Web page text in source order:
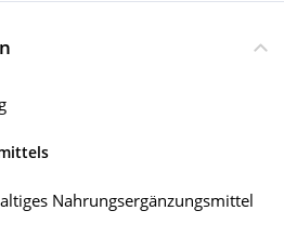
Nahrungsergänzungsmittel